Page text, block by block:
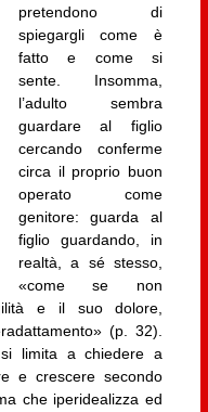
pretendono di
spiegargli come è
fatto e come si
sente. Insomma,
l’adulto sembra
guardare al figlio
cercando conferme
circa il proprio buon
operato come
genitore: guarda al
figlio guardando, in
realtà, a sé stesso,
«come se non
e il suo dolore,
(p. 32).
limita a chiedere a
e crescere secondo
che iperidealizza ed